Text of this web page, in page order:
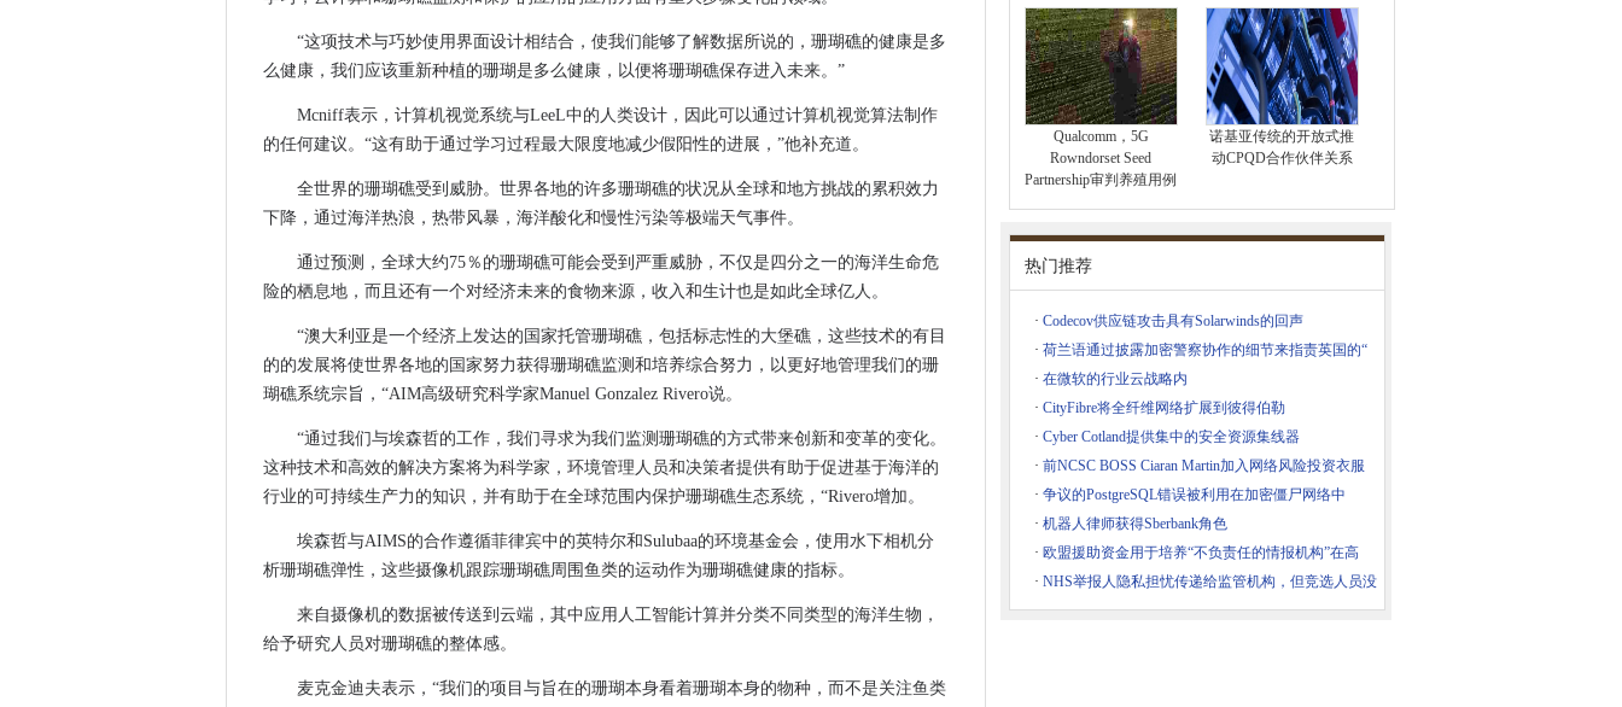
政府使用“一般认股权证”授权电脑和电话黑客是非法的
FTTH委员会欧洲抨击纤维网络的误导广告
EE Tops Rootmetrics UK 5G调查
iskratel与Potosí光纤部署的世界顶部
ServiceNow现在推出Azure的平台
通过AWS Cloud Collaboration，ARM缩小全球数据中心的占地面积
Wi-Fi 6准备用于运营商网络部署
英国宣布在数字付款的演变中保护现金的建议
第三方代码错误留下了Instagram用户，以上帐户收购风险
英国政府设立了工作队，以解决Comms Tech'市场失败'
新西兰央行IT系统在网络攻击中突破
公共部门IT领导者与数据基础架构遗产斗争
审查贷款费用：政府在欧盟法律上受到挑战的政府的税收政策
数据如何解决未来的健康挑战
ENEA推出5G MicroCore，以支持工业4.0的民营企业网络
BBC任命新的数字和技术领导者
Codecov供应链攻击具有Solarwinds的回声
“这项技术与巧妙使用界面设计相结合，使我们能够了解数据所说的，珊瑚礁的健康是多
么健康，我们应该重新种植的珊瑚是多么健康，以便将珊瑚礁保存进入未来。”
Mcniff表示，计算机视觉系统与LeeL中的人类设计，因此可以通过计算机视觉算法制作
的任何建议。“这有助于通过学习过程最大限度地减少假阳性的进展，”他补充道。
全世界的珊瑚礁受到威胁。世界各地的许多珊瑚礁的状况从全球和地方挑战的累积效力
下降，通过海洋热浪，热带风暴，海洋酸化和慢性污染等极端天气事件。
通过预测，全球大约75％的珊瑚礁可能会受到严重威胁，不仅是四分之一的海洋生命危
险的栖息地，而且还有一个对经济未来的食物来源，收入和生计也是如此全球亿人。
“澳大利亚是一个经济上发达的国家托管珊瑚礁，包括标志性的大堡礁，这些技术的有目
的的发展将使世界各地的国家努力获得珊瑚礁监测和培养综合努力，以更好地管理我们的珊
瑚礁系统宗旨，“AIM高级研究科学家Manuel Gonzalez Rivero说。
“通过我们与埃森哲的工作，我们寻求为我们监测珊瑚礁的方式带来创新和变革的变化。
这种技术和高效的解决方案将为科学家，环境管理人员和决策者提供有助于促进基于海洋的
行业的可持续生产力的知识，并有助于在全球范围内保护珊瑚礁生态系统，“Rivero增加。
埃森哲与AIMS的合作遵循菲律宾中的英特尔和Sulubaa的环境基金会，使用水下相机分
析珊瑚礁弹性，这些摄像机跟踪珊瑚礁周围鱼类的运动作为珊瑚礁健康的指标。
来自摄像机的数据被传送到云端，其中应用人工智能计算并分类不同类型的海洋生物，
给予研究人员对珊瑚礁的整体感。
麦克金迪夫表示，“我们的项目与旨在的珊瑚本身看着珊瑚本身的物种，而不是关注鱼类
Qualcomm，5G
Rowndorset Seed
Partnership审判养殖用例
诺基亚传统的开放式推
动CPQD合作伙伴关系
热门推荐
· Codecov供应链攻击具有Solarwinds的回声
· 荷兰语通过披露加密警察协作的细节来指责英国的“
· 在微软的行业云战略内
· CityFibre将全纤维网络扩展到彼得伯勒
· Cyber​​ Cotland提供集中的安全资源集线器
· 前NCSC BOSS Ciaran Martin加入网络风险投资衣服
· 争议的PostgreSQL错误被利用在加密僵尸网络中
· 机器人律师获得Sberbank角色
· 欧盟援助资金用于培养“不负责任的情报机构”在高
· NHS举报人隐私担忧传递给监管机构，但竞选人员没